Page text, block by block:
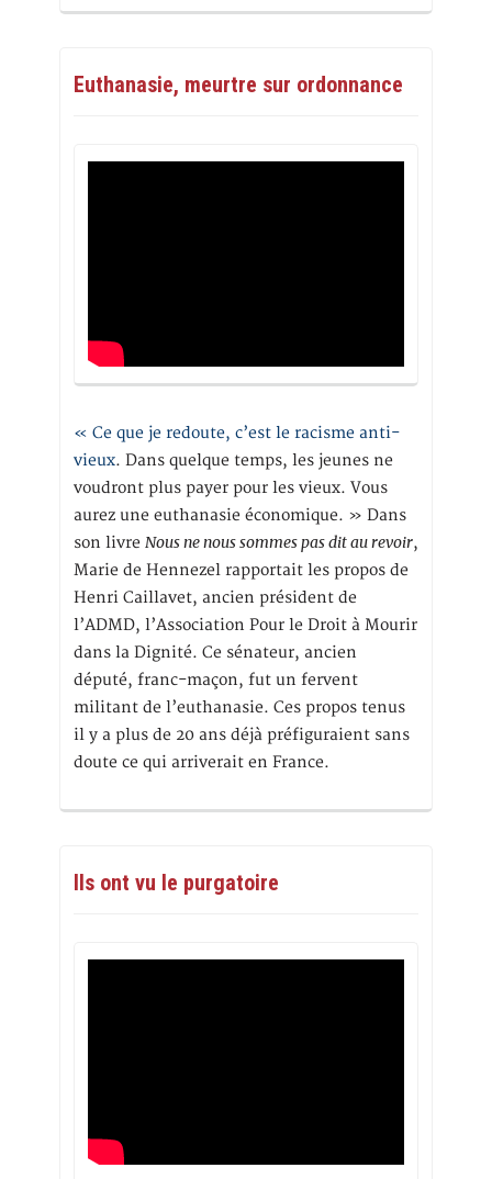
Euthanasie, meurtre sur ordonnance
« Ce que je redoute, c’est le racisme anti-
vieux. Dans quelque temps, les jeunes ne
voudront plus payer pour les vieux. Vous
aurez une euthanasie économique. » Dans
son livre Nous ne nous sommes pas dit au revoir,
Marie de Hennezel rapportait les propos de
Henri Caillavet, ancien président de
l’ADMD, l’Association Pour le Droit à Mourir
dans la Dignité. Ce sénateur, ancien
député, franc-maçon, fut un fervent
militant de l’euthanasie. Ces propos tenus
il y a plus de 20 ans déjà préfiguraient sans
doute ce qui arriverait en France.
Ils ont vu le purgatoire